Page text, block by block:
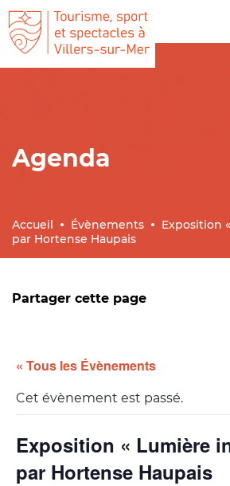
Accueil Évènements
Exposition
par Hortense Haupais
Agenda
Partager cette page
« Tous les Évènements
Cet évènement est passé.
Exposition « Lumière
par Hortense Haupais